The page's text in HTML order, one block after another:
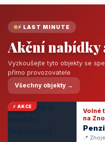
⚡ LAST MINUTE
Akční nabídky
Vyzkoušejte tyto objekty se
přímo provozovatele
Všechny objekty →
⚡ AKCE
Volné
na
📍